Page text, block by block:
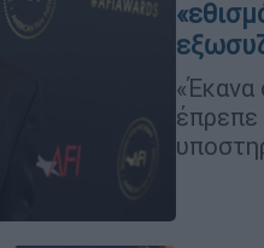
«Έκανα
έπρεπε